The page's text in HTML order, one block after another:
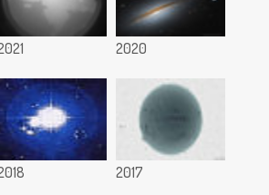
2020
2017